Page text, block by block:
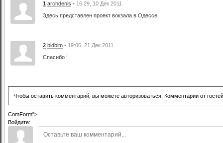
1 archdenis • 16:29, 10 Дек 2011
Здесь представлен проект вокзала в Одессе.
2 bidbim • 19:06, 21 Дек 2011
Спасибо !
Чтобы оставить комментарий, вы можете авторизоваться. Комментарии от
ComForm">
Войдите: